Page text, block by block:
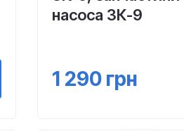
насоса 3К-9
1 290 грн